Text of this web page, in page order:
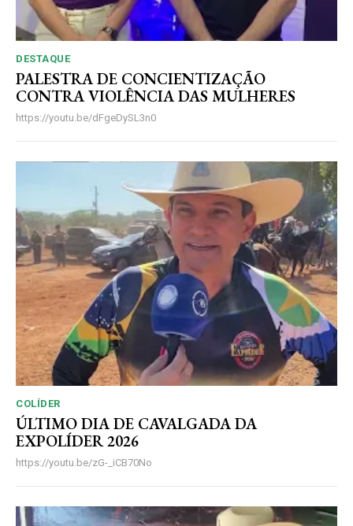
DESTAQUE
PALESTRA DE CONCIENTIZAÇÃO
CONTRA VIOLÊNCIA DAS MULHERES
https://youtu.be/dFgeDySL3n0
COLÍDER
ÚLTIMO DIA DE CAVALGADA DA
EXPOLÍDER 2026
https://youtu.be/zG-_iCB70No